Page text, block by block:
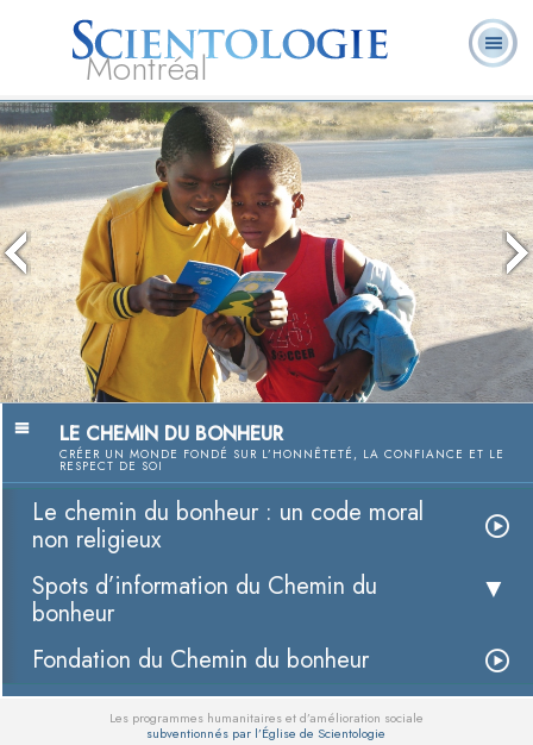
Montréal
L. Ron Hubbard
Qu’est-ce que la
Scientologie ?
Ministres
volontaires
Foire aux
questions
Livres
LE CHEMIN DU BONHEUR
CRÉER UN MONDE FONDÉ SUR L’HONNÊTETÉ, LA CONFIANCE ET LE
RESPECT DE SOI
Le chemin du bonheur : un code moral
non religieux
Spots d’information du Chemin du
bonheur
Fondation du Chemin du bonheur
Les programmes humanitaires et d’amélioration sociale
subventionnés par l’Église de Scientologie